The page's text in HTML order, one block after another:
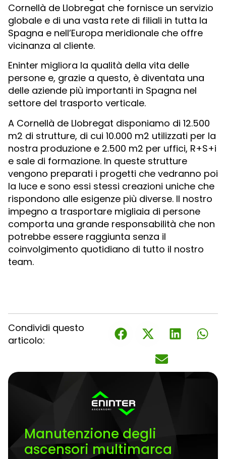
Cornellà de Llobregat che fornisce un servizio
globale e di una vasta rete di filiali in tutta la
Spagna e nell’Europa meridionale che offre
vicinanza al cliente.
Eninter migliora la qualità della vita delle
persone e, grazie a questo, è diventata una
delle aziende più importanti in Spagna nel
settore del trasporto verticale.
A Cornellà de Llobregat disponiamo di 12.500
m2 di strutture, di cui 10.000 m2 utilizzati per la
nostra produzione e 2.500 m2 per uffici, R+S+i
e sale di formazione. In queste strutture
vengono preparati i progetti che vedranno poi
la luce e sono essi stessi creazioni uniche che
rispondono alle esigenze più diverse. Il nostro
impegno a trasportare migliaia di persone
comporta una grande responsabilità che non
potrebbe essere raggiunta senza il
coinvolgimento quotidiano di tutto il nostro
team.
Condividi questo
articolo:
Manutenzione degli
ascensori multimarca